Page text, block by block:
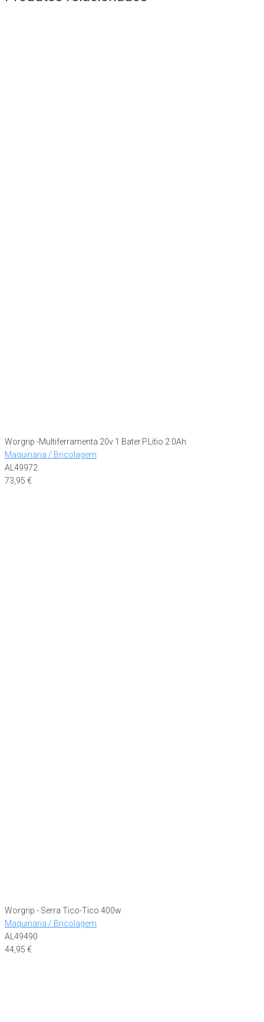
Worgrip -Multiferramenta 20v 1 Bater.P.Litio 2.0Ah
Maquinaria / Bricolagem
AL49972
73,95 €
Worgrip - Serra Tico-Tico 400w
Maquinaria / Bricolagem
AL49490
44,95 €